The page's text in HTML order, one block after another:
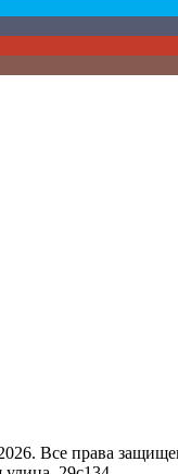
Все права